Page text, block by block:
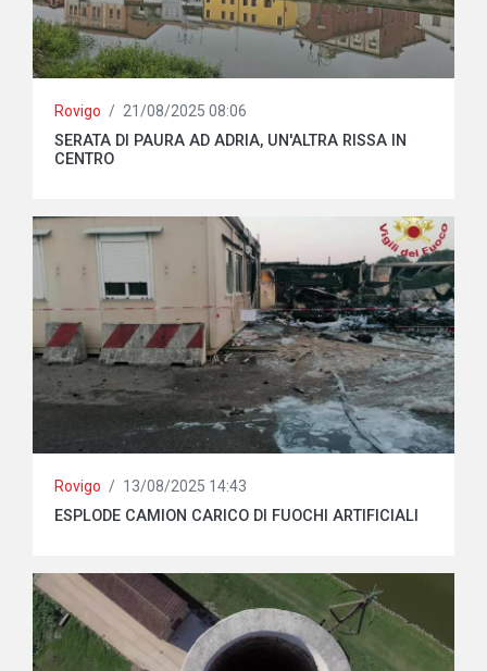
Rovigo / 21/08/2025 08:06
SERATA DI PAURA AD ADRIA, UN'ALTRA RISSA IN
CENTRO
Rovigo / 13/08/2025 14:43
ESPLODE CAMION CARICO DI FUOCHI ARTIFICIALI